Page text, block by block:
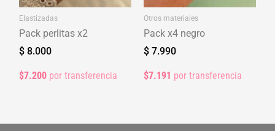
Elastizadas
Pack perlitas x2
$ 8.000
$7.200 por transferencia
Otros materiales
Pack x4 negro
$ 7.990
$7.191 por transferencia